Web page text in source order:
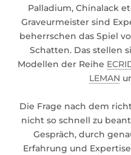
Palladium, Chinalack
Graveurmeister sind
beherrschen das Spiel
Schatten. Das stellen
Modellen der Reihe
LEMAN
Die Frage nach dem
nicht so schnell zu
Gespräch, durch
Erfahrung und